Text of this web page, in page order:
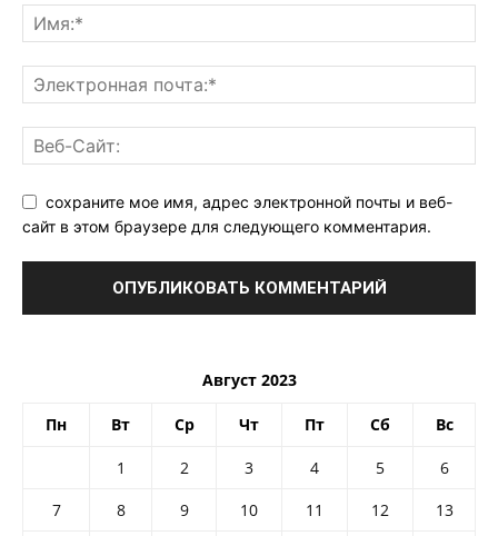
сохраните мое имя, адрес электронной почты и веб-
сайт в этом браузере для следующего комментария.
Август 2023
Пн Вт Ср Чт Пт Сб Вс
1 2 3 4 5
6
7
8 9 10 11 12
13